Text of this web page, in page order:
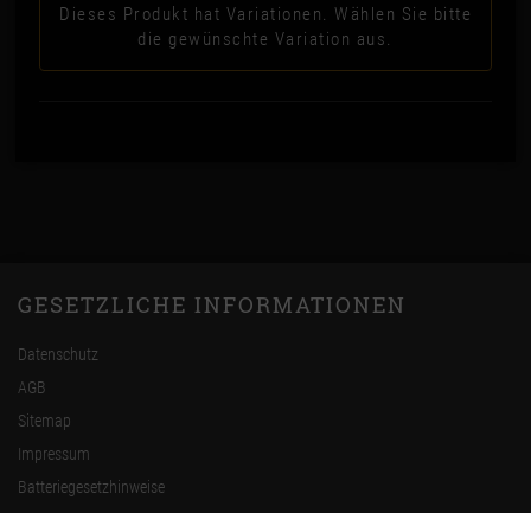
Dieses Produkt hat Variationen. Wählen Sie bitte
die gewünschte Variation aus.
GESETZLICHE INFORMATIONEN
Datenschutz
AGB
Sitemap
Impressum
Batteriegesetzhinweise